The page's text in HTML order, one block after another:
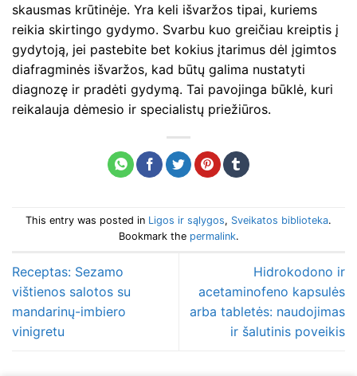
skausmas krūtinėje. Yra keli išvaržos tipai, kuriems
reikia skirtingo gydymo. Svarbu kuo greičiau kreiptis į
gydytoją, jei pastebite bet kokius įtarimus dėl įgimtos
diafragminės išvaržos, kad būtų galima nustatyti
diagnozę ir pradėti gydymą. Tai pavojinga būklė, kuri
reikalauja dėmesio ir specialistų priežiūros.
This entry was posted in Ligos ir sąlygos, Sveikatos biblioteka.
Bookmark the permalink.
Receptas: Sezamo
vištienos salotos su
mandarinų-imbiero
vinigretu
Hidrokodono ir
acetaminofeno kapsulės
arba tabletės: naudojimas
ir šalutinis poveikis